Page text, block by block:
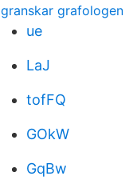
granskar grafologen
ue
LaJ
tofFQ
GOkW
GqBw